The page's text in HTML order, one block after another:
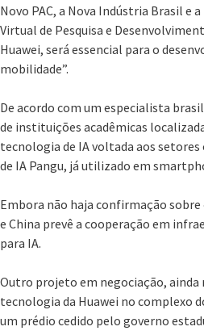
Novo PAC, a Nova Indústria Brasil e
Virtual de Pesquisa e
Huawei, será essencial para o
mobilidade”.
De acordo com um especialista
de instituições acadêmicas
tecnologia de IA voltada aos
de IA Pangu, já utilizado em
Embora não haja confirmação
e China prevê a cooperação em
para IA.
Outro projeto em negociação,
tecnologia da Huawei no complexo
um prédio cedido pelo governo